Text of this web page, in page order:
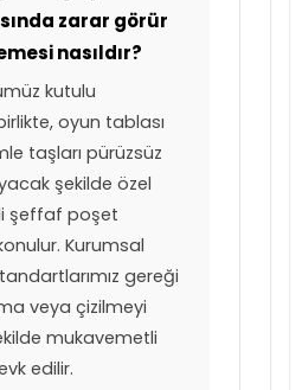
zarar görür
nasıldır?
kutulu
oyun tablası
taşları pürüzsüz
şekilde özel
şeffaf poşet
Kurumsal
gereği
veya çizilmeyi
mukavemetli
edilir.